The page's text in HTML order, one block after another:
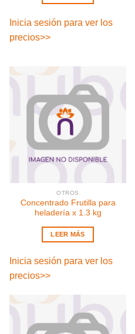
Inicia sesión para ver los
precios>>
OTROS
Concentrado Frutilla para
heladería x 1.3 kg
LEER MÁS
Inicia sesión para ver los
precios>>